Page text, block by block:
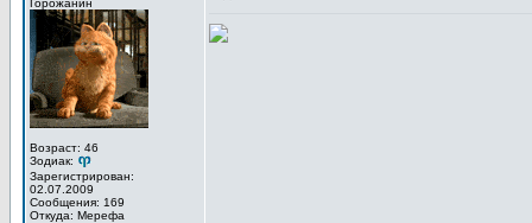
Горожанин
Возраст: 46
Зодиак:
Зарегистрирован:
02.07.2009
Сообщения: 169
Откуда: Мерефа